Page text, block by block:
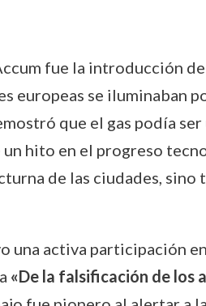
fue la introducción
se iluminaban
que el gas podía
hito en el progreso
de las ciudades, sino
una activa participación
«De la falsificación de los